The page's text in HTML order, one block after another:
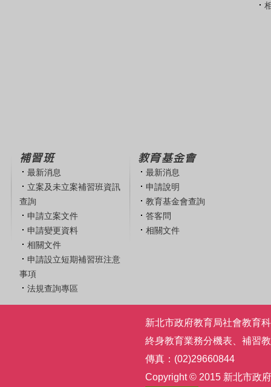
補習班
最新消息
立案及未立案補習班資訊
查詢
申請立案文件
申請變更資料
相關文件
申請設立短期補習班注意
事項
法規查詢專區
教育基金會
最新消息
申請說明
教育基金會查詢
答客問
相關文件
新北市政府教育局社會教育
終身教育業務分機表
補習
傳真：(02)29660844
Copyright © 2015 新北市政